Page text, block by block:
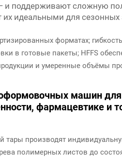
и поддерживают сложную
их идеальными для
форматах;
в готовые пакеты; HFFS
и умеренные объёмы
машин
фармацевтике и
производят
полимерных листов до